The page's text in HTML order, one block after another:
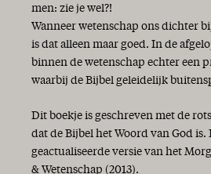
men: zie je wel?!
Wanneer wetenschap ons dichter
is dat alleen maar goed. In de
binnen de wetenschap echter een
waarbij de Bijbel geleidelijk
Dit boekje is geschreven met de
dat de Bijbel het Woord van God is.
geactualiseerde versie van het
& Wetenschap (2013).